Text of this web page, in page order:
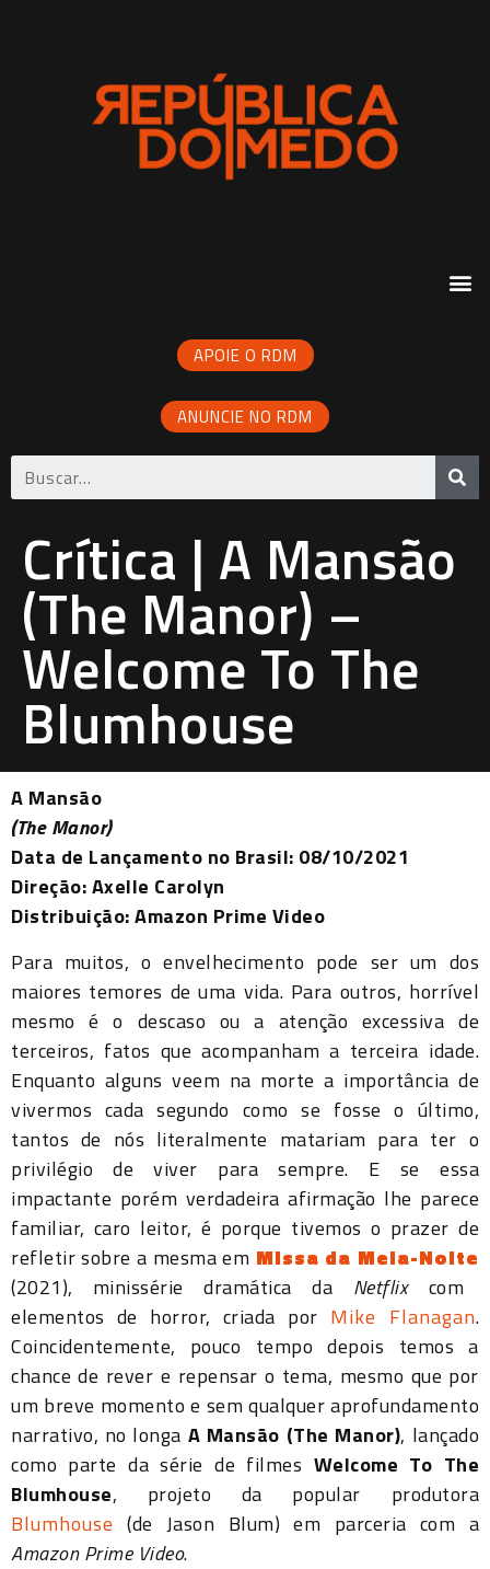
APOIE O RDM
ANUNCIE NO RDM
Crítica | A Mansão
(The Manor) –
Welcome To The
Blumhouse
A Mansão
(The Manor)
Data de Lançamento no Brasil: 08/10/2021
Direção: Axelle Carolyn
Distribuição: Amazon Prime Video
Para muitos, o envelhecimento pode ser um dos
maiores temores de uma vida. Para outros, horrível
mesmo é o descaso ou a atenção excessiva de
terceiros, fatos que acompanham a terceira idade.
Enquanto alguns veem na morte a importância de
vivermos cada segundo como se fosse o último,
tantos de nós literalmente matariam para ter o
privilégio de viver para sempre. E se essa
impactante porém verdadeira afirmação lhe parece
familiar, caro leitor, é porque tivemos o prazer de
refletir sobre a mesma em Missa da Meia-Noite
(2021), minissérie dramática da Netflixcom
elementos de horror, criada por Mike Flanagan.
Coincidentemente, pouco tempo depois temos a
chance de rever e repensar o tema, mesmo que por
um breve momento e sem qualquer aprofundamento
narrativo, no longa A Mansão (The Manor), lançado
como parte da série de filmes Welcome To The
Blumhouse, projeto da popular produtora
Blumhouse (de Jason Blum) em parceria com a
Amazon Prime Video.